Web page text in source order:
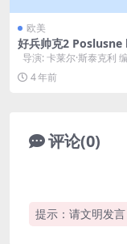
欧美
好兵帅克2 Poslusne
(1958)
导演: 卡莱尔·斯泰克利
斯拉夫·哈谢克 / 卡莱尔·...
4 年前
评论(0)
提示：请文明发言